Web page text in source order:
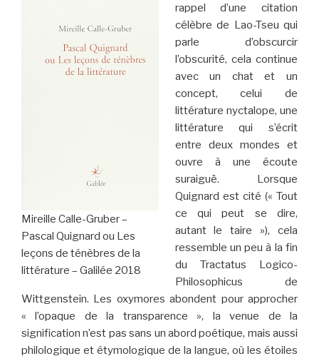
Mireille Calle-Gruber –
Pascal Quignard ou Les
leçons de ténèbres de la
littérature – Galilée 2018
rappel d’une citation
célèbre de Lao-Tseu qui
parle d’obscurcir
l’obscurité, cela continue
avec un chat et un
concept, celui de
littérature nyctalope, une
littérature qui s’écrit
entre deux mondes et
ouvre à une écoute
suraiguë. Lorsque
Quignard est cité (« Tout
ce qui peut se dire,
autant le taire »), cela
ressemble un peu à la fin
du Tractatus Logico-
Philosophicus de
Wittgenstein. Les oxymores abondent pour approcher
« l’opaque de la transparence », la venue de la
signification n’est pas sans un abord poétique, mais aussi
philologique et étymologique de la langue, où les étoiles